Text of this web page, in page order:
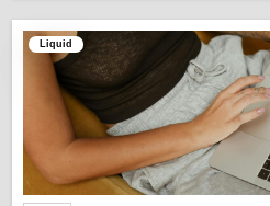
Liquid